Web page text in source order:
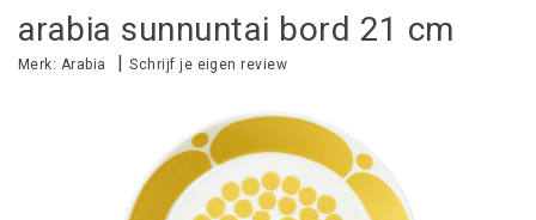
arabia sunnuntai bord 21 cm
Merk: Arabia |Schrijf je eigen review